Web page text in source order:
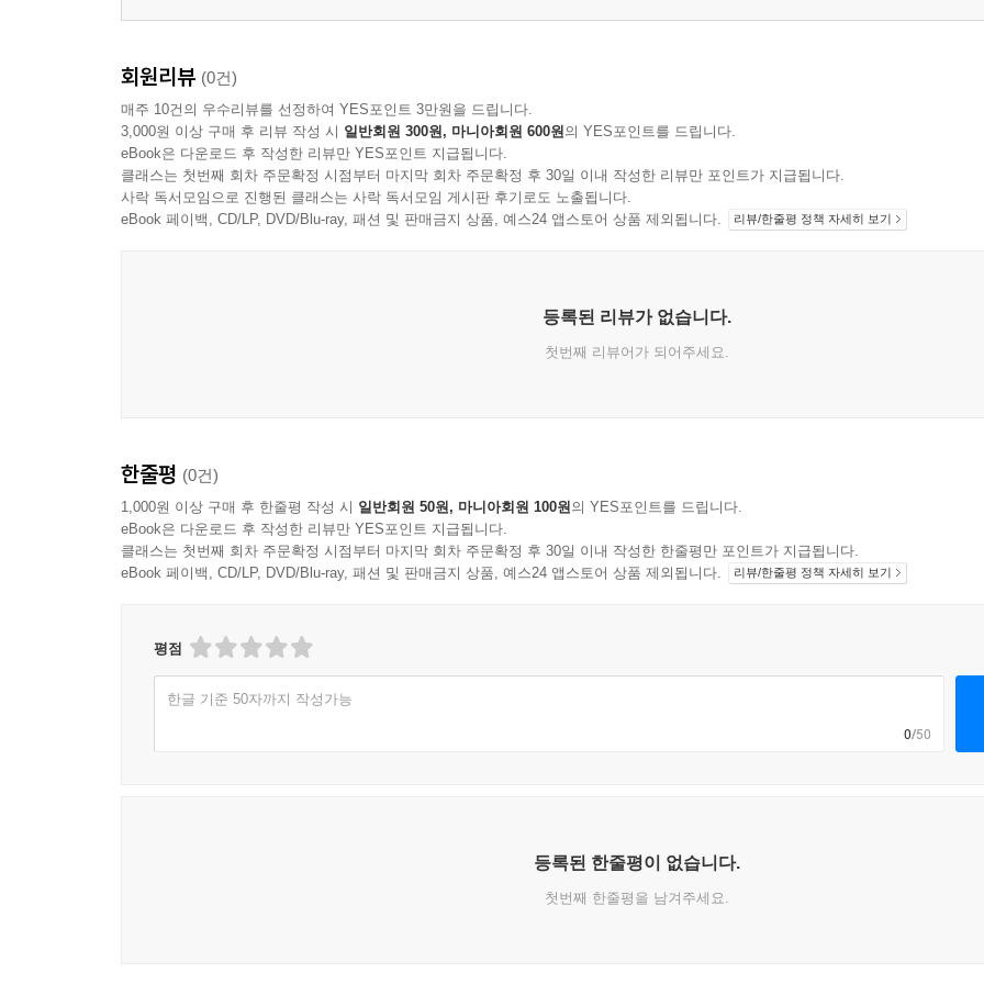
회원리뷰 (0건)
매주 10건의 우수리뷰를 선정하여 YES포인트 3만원을 드립니다.
3,000원 이상 구매 후 리뷰 작성 시 일반회원 300원, 마니아회원 600원의 YES포인트를 드립니다.
eBook은 다운로드 후 작성한 리뷰만 YES포인트 지급됩니다.
클래스는 첫번째 회차 주문확정 시점부터 마지막 회차 주문확정 후 30일 이내 작성한 리뷰만 포인트가 지급됩니다.
사락 독서모임으로 진행된 클래스는 사락 독서모임 게시판 후기로도 노출됩니다.
eBook 페이백, CD/LP, DVD/Blu-ray, 패션 및 판매금지 상품, 예스24 앱스토어 상품 제외됩니다.
리뷰/한줄평 정책 자세히 보기
등록된 리뷰가 없습니다.
첫번째 리뷰어가 되어주세요.
한줄평 (0건)
1,000원 이상 구매 후 한줄평 작성 시 일반회원 50원, 마니아회원 100원의 YES포인트를 드립니다.
eBook은 다운로드 후 작성한 리뷰만 YES포인트 지급됩니다.
클래스는 첫번째 회차 주문확정 시점부터 마지막 회차 주문확정 후 30일 이내 작성한 한줄평만 포인트가 지급됩니다.
eBook 페이백, CD/LP, DVD/Blu-ray, 패션 및 판매금지 상품, 예스24 앱스토어 상품 제외됩니다.
리뷰/한줄평 정책 자세히 보기
평점
한글 기준 50자까지 작성가능
0/50
등록된 한줄평이 없습니다.
첫번째 한줄평을 남겨주세요.